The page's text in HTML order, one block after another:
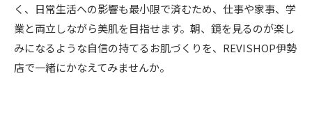
く、日常生活への影響も最小限で済むため、仕事や家事、学
業と両立しながら美肌を目指せます。朝、鏡を見るのが楽し
みになるような自信の持てるお肌づくりを、REVISHOP伊勢
店で一緒にかなえてみませんか。